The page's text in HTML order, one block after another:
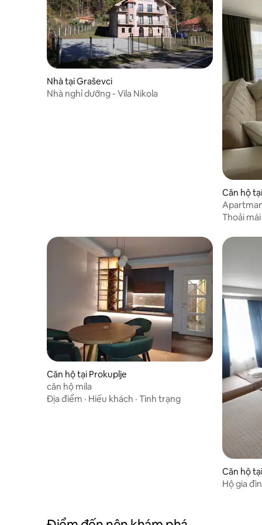
Nhà tại Graševci
Nhà nghỉ dưỡng - Vila Nikola
Căn hộ
Thoải mái
Căn hộ tại Prokuplje
căn hộ mila
Địa điểm · Hiếu khách · Tình trạng
Căn hộ
Hộ gia